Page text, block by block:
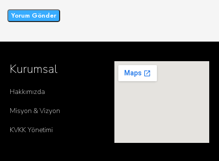
Kurumsal
Hakkımızda
Misyon & Vizyon
KVKK Yönetimi